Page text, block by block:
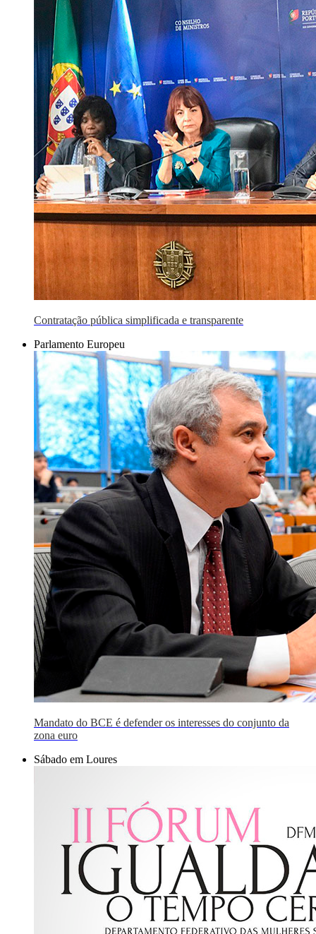
Contratação pública simplificada e transparente
Parlamento Europeu
Mandato do BCE é defender os interesses do conjunto da
zona euro
Sábado em Loures